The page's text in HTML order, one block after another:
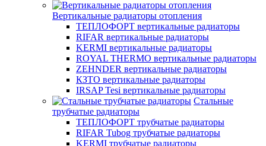
Вертикальные радиаторы отопления
ТЕПЛОФОРТ вертикальные радиаторы
RIFAR вертикальные радиаторы
KERMI вертикальные радиаторы
ROYAL THERMO вертикальные радиаторы
ZEHNDER вертикальные радиаторы
КЗТО вертикальные радиаторы
IRSAP Tesi вертикальные радиаторы
Стальные
трубчатые радиаторы
ТЕПЛОФОРТ трубчатые радиаторы
RIFAR Tubog трубчатые радиаторы
KERMI трубчатые радиаторы